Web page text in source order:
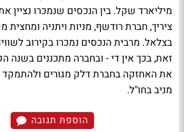
מיליארד שקל. בין הנכסים שנמכרו נציין
ציריך, חברת רודשף, מניות ויתניה ומחצית
בצלאל. מרבית הנכסים נמכרו בקירוב
זאת, בכך אין די - ובחברה מתכננים בשנה
את האחזקה בחברת דלק מגורים ולהתמקד
מניב בחו"ל.
הוספת תגובה